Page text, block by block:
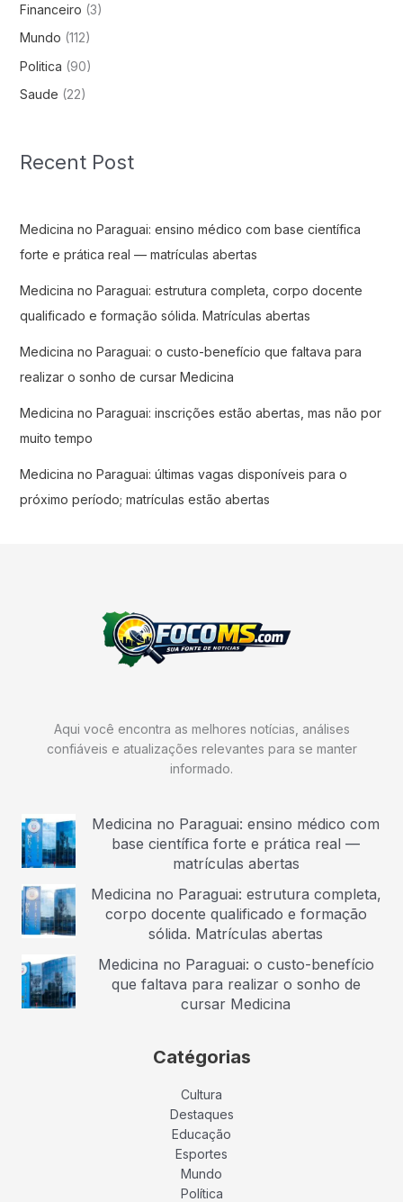
Financeiro (3)
Mundo (112)
Politica (90)
Saude (22)
Recent Post
Medicina no Paraguai: ensino médico com base científica
forte e prática real — matrículas abertas
Medicina no Paraguai: estrutura completa, corpo docente
qualificado e formação sólida. Matrículas abertas
Medicina no Paraguai: o custo-benefício que faltava para
realizar o sonho de cursar Medicina
Medicina no Paraguai: inscrições estão abertas, mas não por
muito tempo
Medicina no Paraguai: últimas vagas disponíveis para o
próximo período; matrículas estão abertas
Aqui você encontra as melhores notícias, análises
confiáveis e atualizações relevantes para se manter
informado.
Medicina no Paraguai: ensino médico com
base científica forte e prática real —
matrículas abertas
Medicina no Paraguai: estrutura completa,
corpo docente qualificado e formação
sólida. Matrículas abertas
Medicina no Paraguai: o custo-benefício
que faltava para realizar o sonho de
cursar Medicina
Catégorias
Cultura
Destaques
Educação
Esportes
Mundo
Política